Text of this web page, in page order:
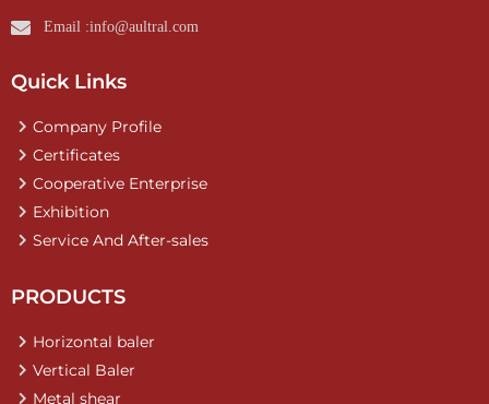
Email :info@aultral.com
Quick Links
Company Profile
Certificates
Cooperative Enterprise
Exhibition
Service And After-sales
PRODUCTS
Horizontal baler
Vertical Baler
Metal shear